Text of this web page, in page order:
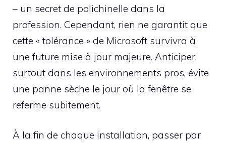
– un secret de polichinelle dans la
profession. Cependant, rien ne garantit que
cette « tolérance » de Microsoft survivra à
une future mise à jour majeure. Anticiper,
surtout dans les environnements pros, évite
une panne sèche le jour où la fenêtre se
referme subitement.
À la fin de chaque installation, passer par